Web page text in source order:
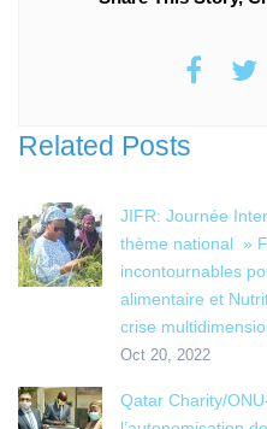
Related Posts
JIFR: Journée
thème national »
incontournables
alimentaire et
crise
Oct 20, 2022
Qatar Charity/